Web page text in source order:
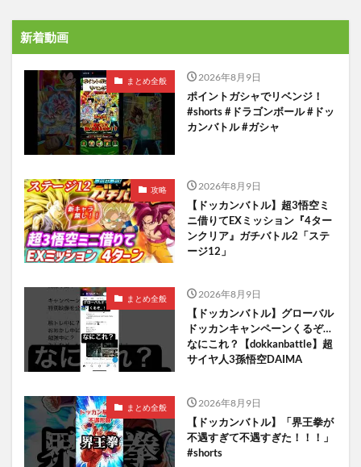
新着動画
まとめ全般 2026年8月9日
ポイントガシャでリベンジ！
#shorts #ドラゴンボール #ドッ
カンバトル #ガシャ
攻略 2026年8月9日
【ドッカンバトル】超3悟空ミ
ニ借りてEXミッション『4ター
ンクリア』ガチバトル2「ステ
ージ12」
まとめ全般 2026年8月9日
【ドッカンバトル】グローバル
ドッカンキャンペーンくるぞ…
なにこれ？【dokkanbattle】超
サイヤ人3孫悟空DAIMA
まとめ全般 2026年8月9日
【ドッカンバトル】「界王拳が
不遇すぎて不遇すぎた！！！」
#shorts